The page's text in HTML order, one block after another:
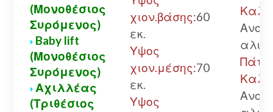
(Μονοθέσιος
Συρόμενος)
Baby lift
(Μονοθέσιος
Συρόμενος)
Αχιλλέας
(Τριθέσιος
χιον.βάσης:60
εκ.
Υψος
χιον.μέσης:70
εκ.
Υψος